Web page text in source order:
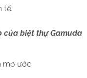
tế.
của biệt thự Gamuda
mơ ước